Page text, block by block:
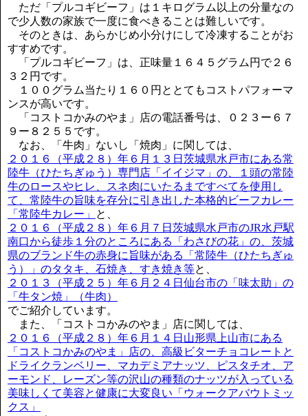
ただ「プルコギビーフ」は１キログラム以上の分量なの
で少人数の家族で一度に食べきることは難しいです。
そのときは、あらかじめ小分けにして冷凍することがお
すすめです。
「プルコギビーフ」は、正味量１６４５グラム円で２６
３２円です。
１００グラム当たり１６０円ととてもコストパフォーマ
ンスが高いです。
「コストコかみのやま」店の電話番号は、０２３ー６７
９ー８２５５です。
なお、「牛肉」ないし「焼肉」に関しては、
２０１６（平成２８）年６月１３日茨城県水戸市にある常
陸牛（ひたちぎゅう）専門店「イイジマ」の、１頭の常陸
牛のロースやヒレ、スネ肉にいたるまですべてを使用し
て、常陸牛の旨味を存分に引き出した本格的ビーフカレー
「常陸牛カレー」
と、
２０１６（平成２８）年６月７日茨城県水戸市のJR水戸駅
南口から徒歩１分のところにある「わさびの花」の、茨城
県のブランド牛の赤身に旨味がある「常陸牛（ひたちぎゅ
う）」のタタキ、石焼き、すき焼き等と、
２０１３（平成２５）年６月２４日仙台市の「味太助」の
「牛タン焼」（牛肉）
でご紹介しています。
また、「コストコかみのやま」店に関しては、
２０１６（平成２８）年６月１４日山形県上山市にある
「コストコかみのやま」店の、高級ビターチョコレートと
ドライクランベリー、マカデミアナッツ、ピスタチオ、ア
ーモンド、レーズン等の沢山の種類のナッツが入っている
美味しくて美容と健康に大変良い「ウォークアバウトミッ
クス」